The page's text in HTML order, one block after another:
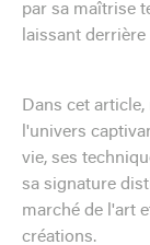
par sa maîtrise
laissant
Dans cet
l'univers
vie, ses
sa signature
marché de l'art
créations.